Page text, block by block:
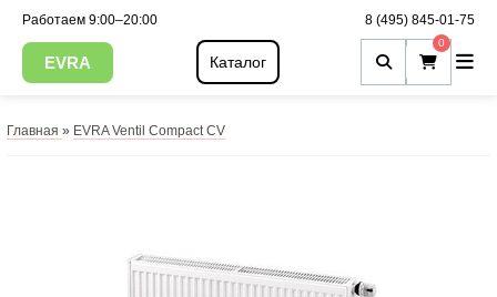
Работаем 9:00–20:00 8 (495) 845-01-75
EVRA Каталог
0
Главная » EVRA Ventil Compact CV